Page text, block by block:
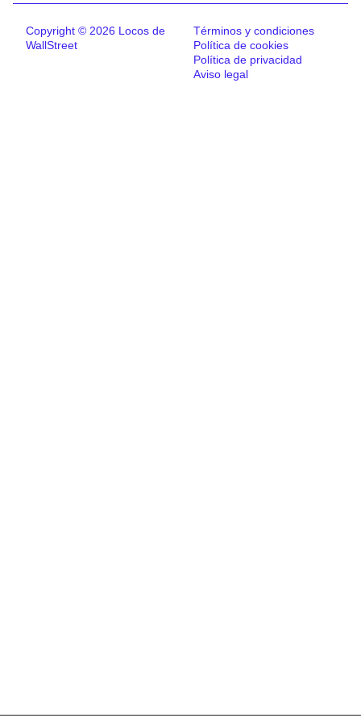
Copyright © 2026 Locos de
WallStreet
Términos y condiciones
Política de cookies
Política de privacidad
Aviso legal